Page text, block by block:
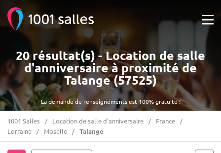
La demande de renseignements est 100% gratuite !
20 résultat(s) - Location de salle
d'anniversaire à proximité de
Talange (57525)
1001 Salles Location de salle d'anniversaire
France
Lorraine
Moselle Talange